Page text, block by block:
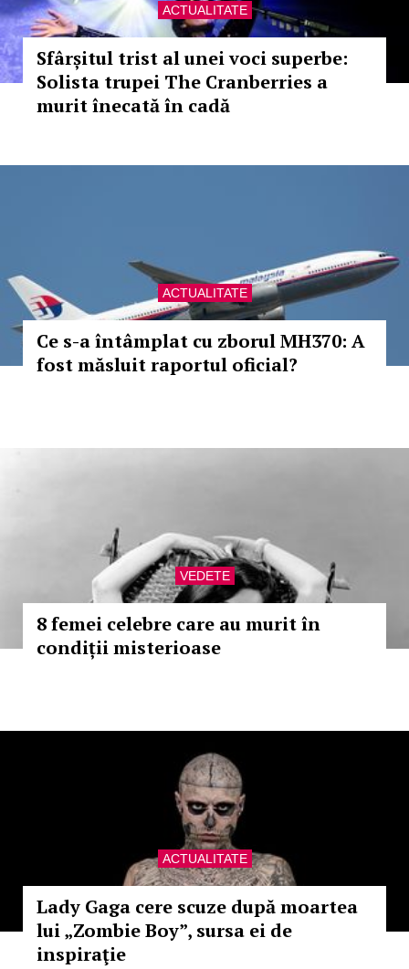
ACTUALITATE
Sfârșitul trist al unei voci superbe:
Solista trupei The Cranberries a
murit înecată în cadă
ACTUALITATE
Ce s-a întâmplat cu zborul MH370: A
fost măsluit raportul oficial?
VEDETE
8 femei celebre care au murit în
condiții misterioase
ACTUALITATE
Lady Gaga cere scuze după moartea
lui „Zombie Boy”, sursa ei de
inspiraţie